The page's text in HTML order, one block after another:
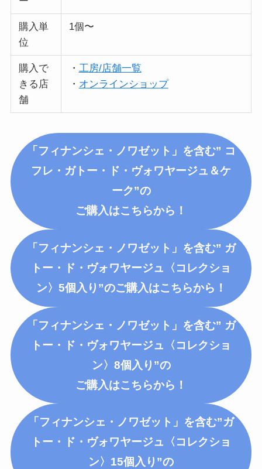
購入単
位
1個〜
購入で
きる店
舗
・ 工房/店舗一覧
・ オンラインショップ
「フィナンシェ・ノワゼット」を含む” コ
フレ・ガトー・ド・ヴォワヤージュ＆ケ
ーク”の
ご購入はこちらから！
「フィナンシェ・ノワゼット」を含む” ガ
トー・ド・ヴォワヤージュ〈コレクショ
ン〉5個入り”のご購入はこちらから！
「フィナンシェ・ノワゼット」を含む” ガ
トー・ド・ヴォワヤージュ〈コレクショ
ン〉8個入り”の
ご購入はこちらから！
「フィナンシェ・ノワゼット」を含む”ガ
トー・ド・ヴォワヤージュ〈コレクショ
ン〉15個入り”の